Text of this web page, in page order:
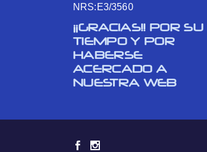
NRS:E3/3560
¡¡GRACIAS!! POR SU
TIEMPO Y POR
HABERSE
ACERCADO A
NUESTRA WEB